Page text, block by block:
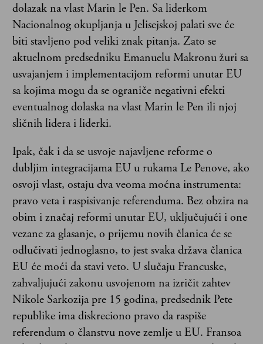
dolazak na vlast Marin le Pen. Sa liderkom
Nacionalnog okupljanja u Jelisejskoj palati sve će
biti stavljeno pod veliki znak pitanja. Zato se
aktuelnom predsedniku Emanuelu Makronu žuri sa
usvajanjem i implementacijom reformi unutar EU
sa kojima mogu da se ograniče negativni efekti
eventualnog dolaska na vlast Marin le Pen ili njoj
sličnih lidera i liderki.
Ipak, čak i da se usvoje najavljene reforme o
dubljim integracijama EU u rukama Le Penove, ako
osvoji vlast, ostaju dva veoma moćna instrumenta:
pravo veta i raspisivanje referenduma. Bez obzira na
obim i značaj reformi unutar EU, uključujući i one
vezane za glasanje, o prijemu novih članica će se
odlučivati jednoglasno, to jest svaka država članica
EU će moći da stavi veto. U slučaju Francuske,
zahvaljujući zakonu usvojenom na izričit zahtev
Nikole Sarkozija pre 15 godina, predsednik Pete
republike ima diskreciono pravo da raspiše
referendum o članstvu nove zemlje u EU. Fransoa